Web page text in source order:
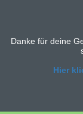
Danke für deine
Hier